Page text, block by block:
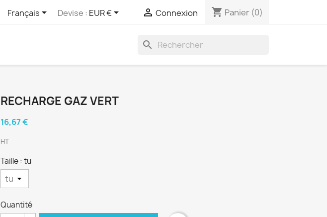
Français Devise : EUR €  Connexion shopping_cart Panier (0)
search
RECHARGE GAZ VERT
16,67 €
HT
Taille : tu
Quantité